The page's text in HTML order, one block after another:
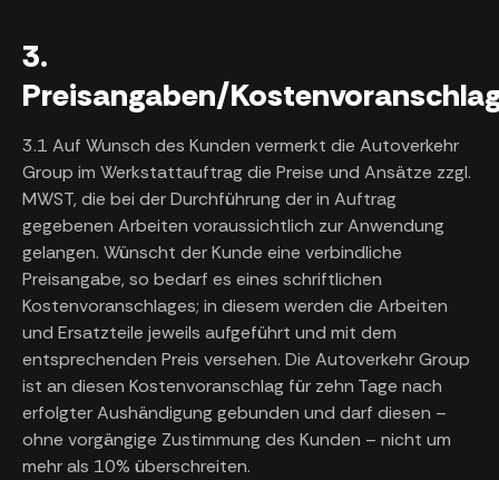
3.
Preisangaben/
3.1 Auf Wunsch des Kunden vermerkt die Autoverkehr
Group im Werkstattauftrag die Preise und Ansätze zzgl.
MWST, die bei der Durchführung der in Auftrag
gegebenen Arbeiten voraussichtlich zur Anwendung
gelangen. Wünscht der Kunde eine verbindliche
Preisangabe, so bedarf es eines schriftlichen
Kostenvoranschlages; in diesem werden die Arbeiten
und Ersatzteile jeweils aufgeführt und mit dem
entsprechenden Preis versehen. Die Autoverkehr Group
ist an diesen Kostenvoranschlag für zehn Tage nach
erfolgter Aushändigung gebunden und darf diesen –
ohne vorgängige Zustimmung des Kunden – nicht um
mehr als 10% überschreiten.